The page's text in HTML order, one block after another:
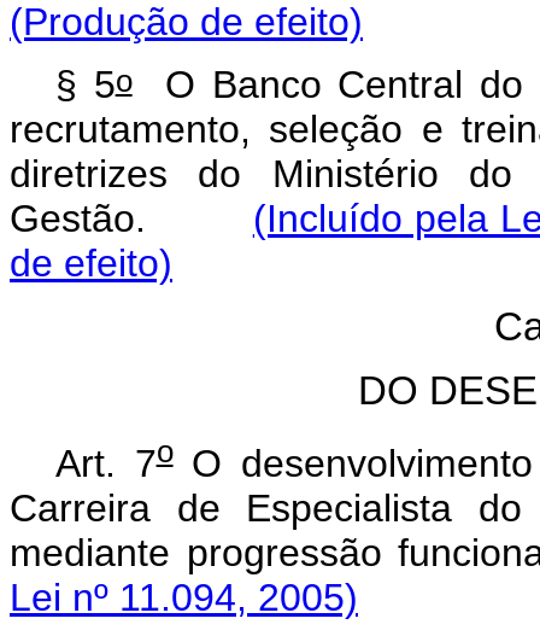
(Produção de efeito)
§ 5oO Banco Central do
recrutamento, seleção e
diretrizes do Ministério do
Gestão. (Incluído pela
de efeito)
DO
Art. 7oO
Carreira de Especialista
mediante progressão
Lei nº 11.094, 2005)